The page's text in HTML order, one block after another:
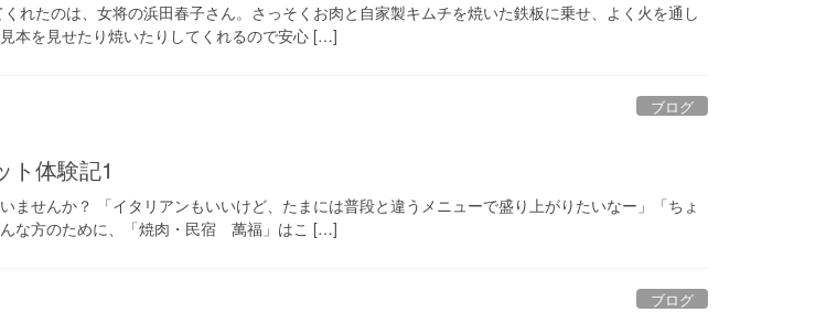
れたのは、女将の浜田春子さん。さっそくお肉と自家製キムチを焼いた鉄板に乗せ、よく火を通し
本を見せたり焼いたりしてくれるので安心 […]
ブログ
ト体験記1
ませんか？ 「イタリアンもいいけど、たまには普段と違うメニューで盛り上がりたいなー」「ちょ
な方のために、「焼肉・民宿 萬福」はこ […]
ブログ